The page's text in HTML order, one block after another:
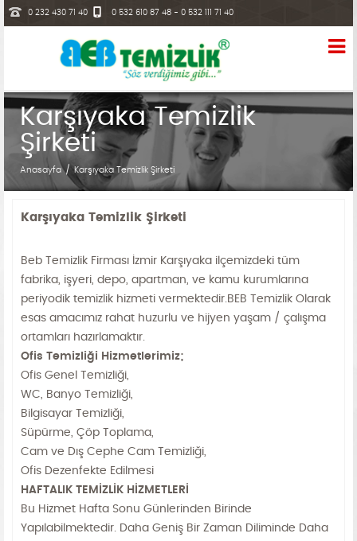
0 232 430 71 40 0 532 610 87 48 - 0 532 111 71 40
info@bebtemizlik.com
Karşıyaka Temizlik
Şirketi
Anasayfa Karşıyaka Temizlik Şirketi
Karşıyaka Temizlik Şirketi
Beb Temizlik Firması İzmir Karşıyaka ilçemizdeki tüm
fabrika, işyeri, depo, apartman, ve kamu kurumlarına
periyodik temizlik hizmeti vermektedir.BEB Temizlik Olarak
esas amacımız rahat huzurlu ve hijyen yaşam / çalışma
ortamları hazırlamaktır.
Ofis Temizliği Hizmetlerimiz;
Ofis Genel Temizliği,
WC, Banyo Temizliği,
Bilgisayar Temizliği,
Süpürme, Çöp Toplama,
Cam ve Dış Cephe Cam Temizliği,
Ofis Dezenfekte Edilmesi
HAFTALIK TEMİZLİK HİZMETLERİ
Bu Hizmet Hafta Sonu Günlerinden Birinde
Yapılabilmektedir. Daha Geniş Bir Zaman Diliminde Daha